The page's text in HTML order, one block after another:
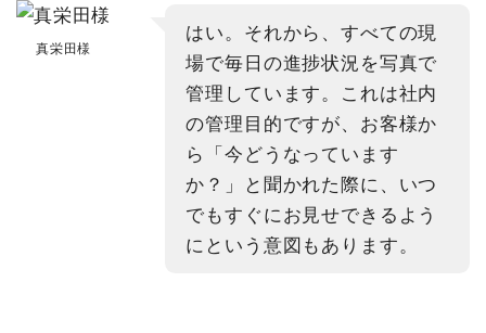
真栄田様
はい。それから、すべての現
場で毎日の進捗状況を写真で
管理しています。これは社内
の管理目的ですが、お客様か
ら「今どうなっています
か？」と聞かれた際に、いつ
でもすぐにお見せできるよう
にという意図もあります。